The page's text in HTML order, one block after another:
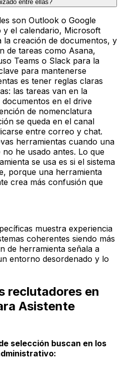
entre ellas?
son Outlook o Google
el calendario, Microsoft
la creación de documentos, y
de tareas como Asana,
Teams o Slack para la
para mantenerse
es tener reglas claras
las tareas van en la
en el drive
de nomenclatura
se queda en el canal
entre correo y chat.
herramientas cuando una
he usado antes. Lo que
se usa es si el sistema
porque una herramienta
crea más confusión que
muestra experiencia
coherentes siendo más
de herramienta señala a
entorno desordenado y lo
reclutadores en
Asistente
selección buscan en los